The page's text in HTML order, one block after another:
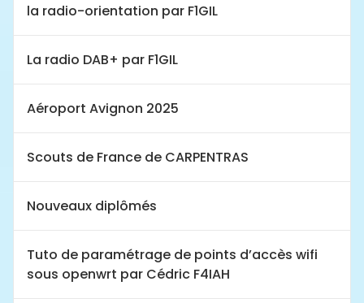
la radio-orientation par F1GIL
La radio DAB+ par F1GIL
Aéroport Avignon 2025
Scouts de France de CARPENTRAS
Nouveaux diplômés
Tuto de paramétrage de points d’accès wifi
sous openwrt par Cédric F4IAH